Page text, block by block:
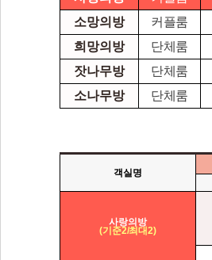
소망의방
커플룸
희망의방
단체룸
잣나무방
단체룸
소나무방
단체룸